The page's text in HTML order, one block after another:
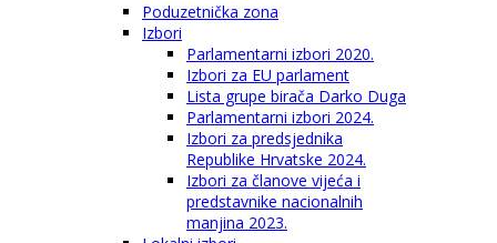
Poduzetnička zona
Izbori
Parlamentarni izbori 2020.
Izbori za EU parlament
Lista grupe birača Darko Duga
Parlamentarni izbori 2024.
Izbori za predsjednika
Republike Hrvatske 2024.
Izbori za članove vijeća i
predstavnike nacionalnih
manjina 2023.